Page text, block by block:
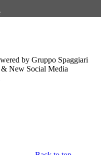
by Gruppo Spaggiari
New Social Media